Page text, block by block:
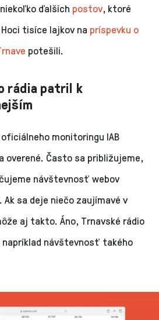
ďalších postov, ktoré
tisíce lajkov na príspevku o
potešili.
rádia patril k
monitoringu IAB
overené. Často sa približujeme,
návštevnosť webov
sa deje niečo zaujímavé v
aj takto. Áno, Trnavské rádio
návštevnosť takého